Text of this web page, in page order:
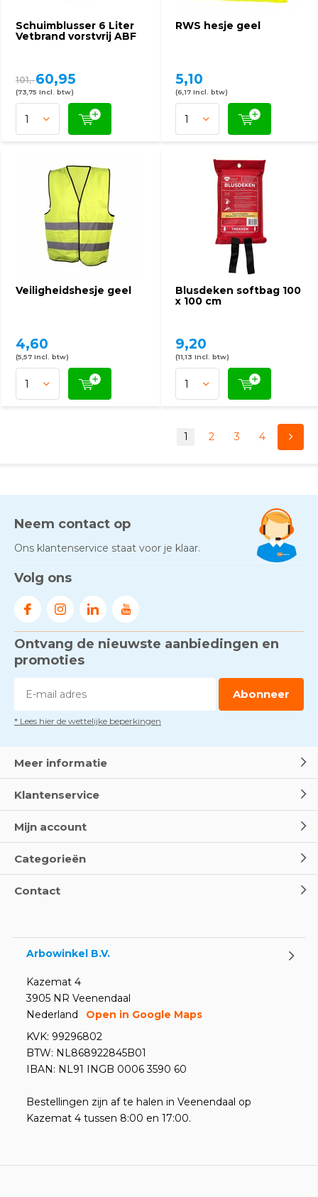
Schuimblusser 6 Liter
Vetbrand vorstvrij ABF
101,-60,95
(73,75 Incl. btw)
RWS hesje geel
5,10
(6,17 Incl. btw)
Veiligheidshesje geel
4,60
(5,57 Incl. btw)
Blusdeken softbag 100
x 100 cm
9,20
(11,13 Incl. btw)
1 2 3 4
Neem contact op
Ons klantenservice staat voor je klaar.
Volg ons
Ontvang de nieuwste aanbiedingen en
promoties
Abonneer
* Lees hier de wettelijke beperkingen
Meer informatie
Klantenservice
Mijn account
Categorieën
Contact
Arbowinkel B.V.
Kazemat 4
3905 NR Veenendaal
Nederland
Open in Google Maps
KVK: 99296802
BTW: NL868922845B01
IBAN: NL91 INGB 0006 3590 60
Bestellingen zijn af te halen in Veenendaal op
Kazemat 4 tussen 8:00 en 17:00.